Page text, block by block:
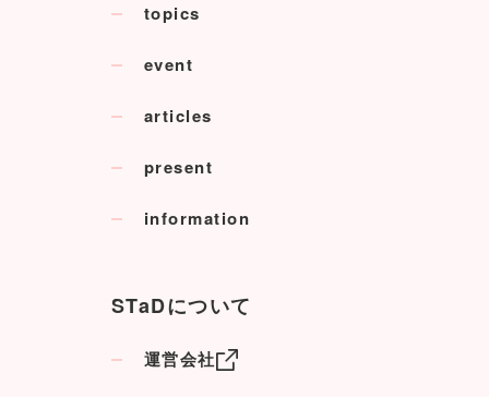
topics
event
articles
present
information
STaDについて
運営会社